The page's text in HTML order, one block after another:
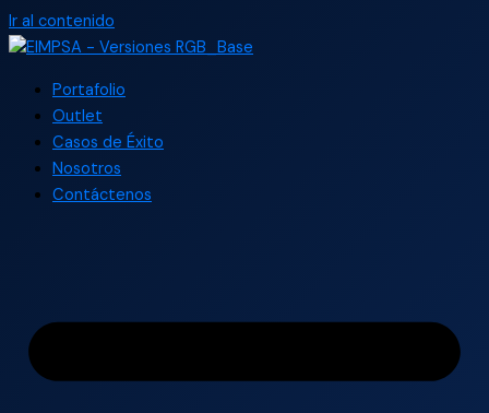
Ir al contenido
Portafolio
Outlet
Casos de Éxito
Nosotros
Contáctenos